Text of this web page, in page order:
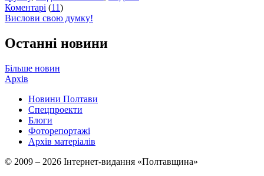
Коментарі (11)
Вислови свою думку!
Останні новини
Більше новин
Архів
Новини Полтави
Спецпроекти
Блоги
Фоторепортажі
Архів матеріалів
© 2009 – 2026 Інтернет-видання «Полтавщина»